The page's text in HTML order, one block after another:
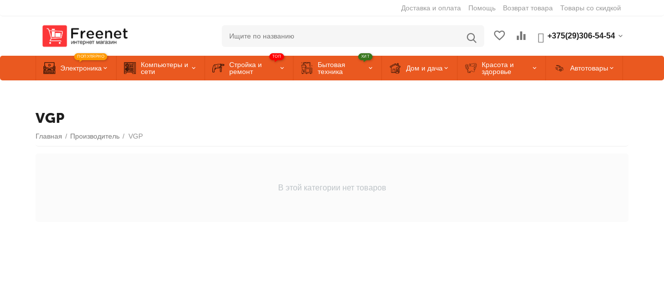
Доставка и оплата Помощь Возврат товара Товары со скидкой
+375(29)306-54-54
Электроника
ПОПУЛЯРНО
Компьютеры и
сети
Стройка и
ремонт
ТОП
Бытовая
техника
ХИТ
Дом и дача
Красота и
здоровье
Автотовары
VGP
Главная / Производитель / VGP
В этой категории нет товаров